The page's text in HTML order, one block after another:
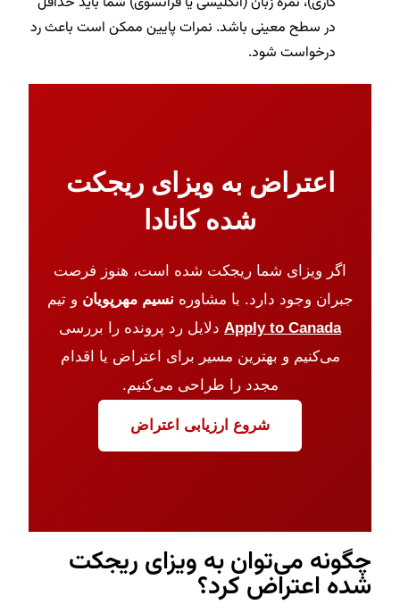
در سطح معینی باشد. نمرات پایین ممکن است باعث رد
درخواست شود.
اعتراض به ویزای ریجکت
شده کانادا
اگر ویزای شما ریجکت شده است، هنوز فرصت
جبران وجود دارد. با مشاوره نسیم مهرپویان و تیم
Apply to Canada دلایل رد پرونده را بررسی
می‌کنیم و بهترین مسیر برای اعتراض یا اقدام
مجدد را طراحی می‌کنیم.
شروع ارزیابی اعتراض
چگونه می‌توان به ویزای ریجکت
شده اعتراض کرد؟